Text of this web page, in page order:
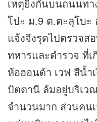
เหตุยิงกันบนถนนท
โปะ ม.9 ต.ตะลุโบะ
แจ้งจึงรุดไปตรวจส
ทหารและตำรวจ ที่
ห้อฮอนด้า เวฟ สีน้ำ
ปัตตานี ล้มอยู่บริเว
จำนวนมาก ส่วนคน